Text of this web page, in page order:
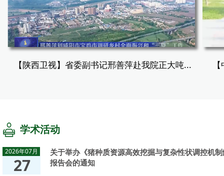
【陕西卫视】省委副书记邢善萍赴我院正大吨...
学术活动
2026年07月
27
关于举办《猪种质资源高效挖掘与复杂性状调控机
报告会的通知